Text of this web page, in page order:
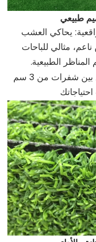
طبيعي
يحاكي العشب
مثالي للباحات
الطبيعية.
خيارات ارتفاع العشب: اختر من بين شفرات من 3 سم